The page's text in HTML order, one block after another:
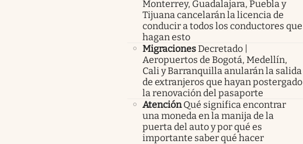
Monterrey, Guadalajara, Puebla y
Tijuana cancelarán la licencia de
conducir a todos los conductores que
hagan esto
MigracionesDecretado |
Aeropuertos de Bogotá, Medellín,
Cali y Barranquilla anularán la salida
de extranjeros que hayan postergado
la renovación del pasaporte
Atención Qué significa encontrar
una moneda en la manija de la
puerta del auto y por qué es
importante saber qué hacer